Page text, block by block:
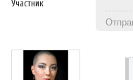
Участник